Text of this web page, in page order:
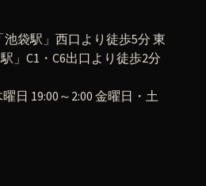
池袋駅」西口より徒歩5分 東
」 C1 ・ C6出口より徒歩2分
日 19:00 ～ 2:00 金曜日・土